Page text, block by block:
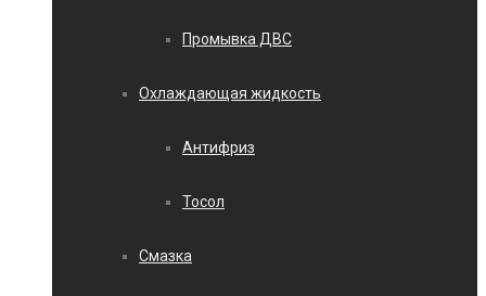
Промывка ДВС
Охлаждающая жидкость
Антифриз
Тосол
Смазка